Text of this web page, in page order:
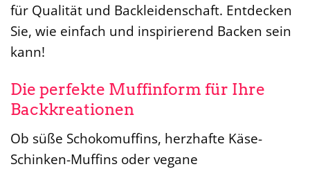
für Qualität und Backleidenschaft. Entdecken
Sie, wie einfach und inspirierend Backen sein
kann!
Die perfekte Muffinform für Ihre
Backkreationen
Ob süße Schokomuffins, herzhafte Käse-
Schinken-Muffins oder vegane